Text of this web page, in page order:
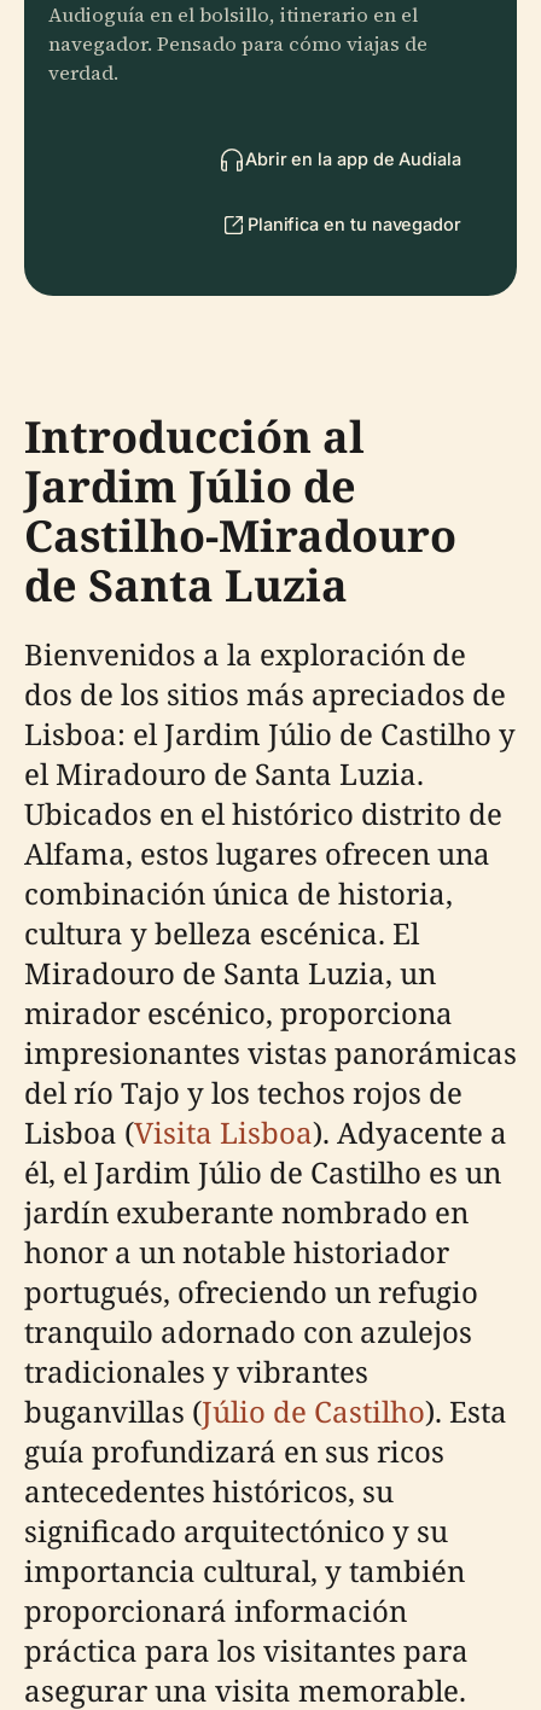
Audioguía en el bolsillo, itinerario en el
navegador. Pensado para cómo viajas de
verdad.
Abrir en la app de Audiala
Planifica en tu navegador
Introducción al
Jardim Júlio de
Castilho-Miradouro
de Santa Luzia
Bienvenidos a la exploración de
dos de los sitios más apreciados de
Lisboa: el Jardim Júlio de Castilho y
el Miradouro de Santa Luzia.
Ubicados en el histórico distrito de
Alfama, estos lugares ofrecen una
combinación única de historia,
cultura y belleza escénica. El
Miradouro de Santa Luzia, un
mirador escénico, proporciona
impresionantes vistas panorámicas
del río Tajo y los techos rojos de
Lisboa (Visita Lisboa). Adyacente a
él, el Jardim Júlio de Castilho es un
jardín exuberante nombrado en
honor a un notable historiador
portugués, ofreciendo un refugio
tranquilo adornado con azulejos
tradicionales y vibrantes
buganvillas (Júlio de Castilho). Esta
guía profundizará en sus ricos
antecedentes históricos, su
significado arquitectónico y su
importancia cultural, y también
proporcionará información
práctica para los visitantes para
asegurar una visita memorable.